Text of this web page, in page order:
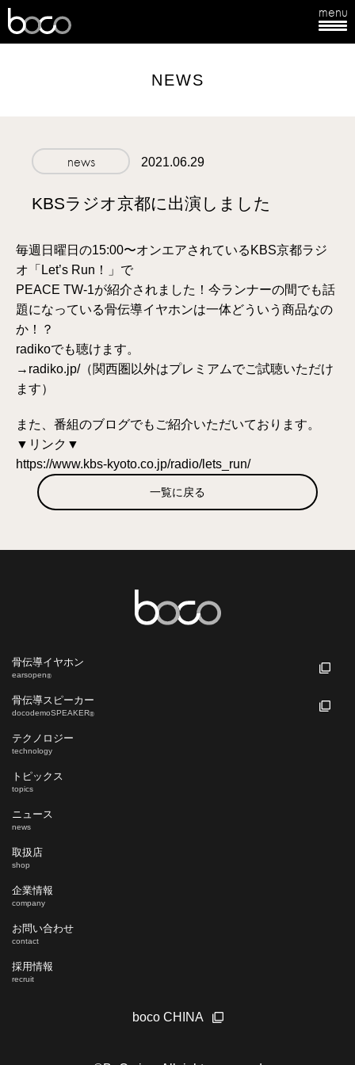
menu
NEWS
news 2021.06.29
KBSラジオ京都に出演しました
毎週日曜日の15:00〜オンエアされているKBS京都ラジ
オ「Let’s Run！」で
PEACE TW-1が紹介されました！今ランナーの間でも話
題になっている骨伝導イヤホンは一体どういう商品なの
か！？
radikoでも聴けます。
→ radiko.jp/（関西圏以外はプレミアムでご試聴いただけ
ます）
また、番組のブログでもご紹介いただいております。
▼リンク▼
https://www.kbs-kyoto.co.jp/radio/lets_run/
一覧に戻る
骨伝導イヤホン
earsopen®
骨伝導スピーカー
docodemoSPEAKER®
テクノロジー
technology
トピックス
topics
ニュース
news
取扱店
shop
企業情報
company
お問い合わせ
contact
採用情報
recruit
boco CHINA